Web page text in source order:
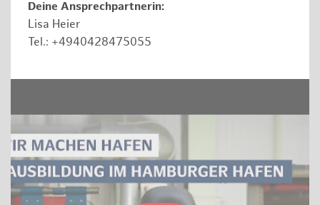
Deine Ansprechpartnerin:
Lisa Heier
Tel.: +4940428475055